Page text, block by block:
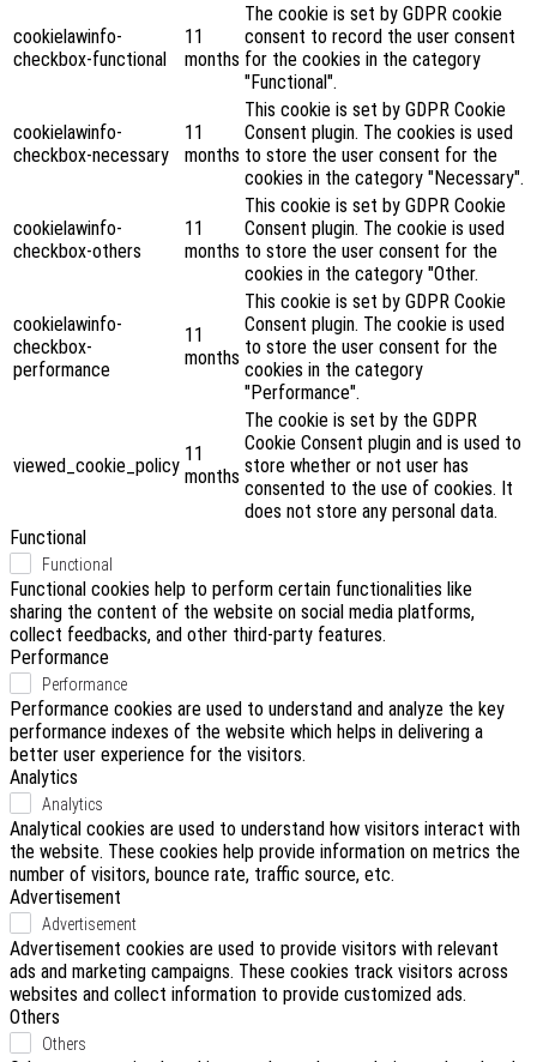
cookielawinfo-
checkbox-functional
11
months
The cookie is set by GDPR cookie
consent to record the user consent
for the cookies in the category
"Functional".
cookielawinfo-
checkbox-necessary
11
months
This cookie is set by GDPR Cookie
Consent plugin. The cookies is used
to store the user consent for the
cookies in the category "Necessary".
cookielawinfo-
checkbox-others
11
months
This cookie is set by GDPR Cookie
Consent plugin. The cookie is used
to store the user consent for the
cookies in the category "Other.
cookielawinfo-
checkbox-
performance
11
months
This cookie is set by GDPR Cookie
Consent plugin. The cookie is used
to store the user consent for the
cookies in the category
"Performance".
viewed_cookie_policy
11
months
The cookie is set by the GDPR
Cookie Consent plugin and is used to
store whether or not user has
consented to the use of cookies. It
does not store any personal data.
Functional
Functional
Functional cookies help to perform certain functionalities like
sharing the content of the website on social media platforms,
collect feedbacks, and other third-party features.
Performance
Performance
Performance cookies are used to understand and analyze the key
performance indexes of the website which helps in delivering a
better user experience for the visitors.
Analytics
Analytics
Analytical cookies are used to understand how visitors interact with
the website. These cookies help provide information on metrics the
number of visitors, bounce rate, traffic source, etc.
Advertisement
Advertisement
Advertisement cookies are used to provide visitors with relevant
ads and marketing campaigns. These cookies track visitors across
websites and collect information to provide customized ads.
Others
Others